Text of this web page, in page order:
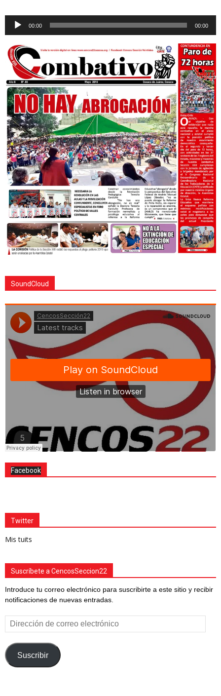
Reproductor
00:00 00:00
SoundCloud
Facebook
Twitter
Mis tuits
Suscríbete a CencosSeccion22
Introduce tu correo electrónico para suscribirte a este sitio y recibir
notificaciones de nuevas entradas.
Dirección
de
correo
electrónico
Suscribir